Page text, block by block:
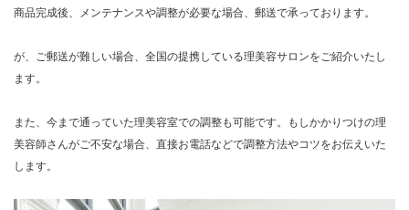
商品完成後、メンテナンスや調整が必要な場合、郵送で承っております。
が、ご郵送が難しい場合、全国の提携している理美容サロンをご紹介いたし
ます。
また、今まで通っていた理美容室での調整も可能です。もしかかりつけの理
美容師さんがご不安な場合、直接お電話などで調整方法やコツをお伝えいた
します。